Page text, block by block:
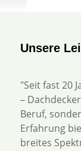
Unsere
"Seit fast 20
–
Beruf,
Erfahrung
breites